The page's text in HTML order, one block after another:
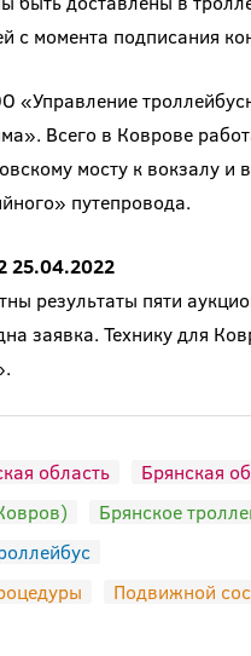
с момента подписания
Всего в Коврове
мосту к вокзалу и
путепровода.
25.04.2022
результаты пяти
заявка. Технику для
область
Брянская
Брянское
Подвижной